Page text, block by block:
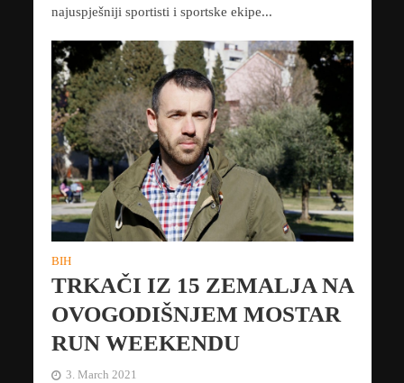
najuspješniji sportisti i sportske ekipe...
BIH
TRKAČI IZ 15 ZEMALJA NA
OVOGODIŠNJEM MOSTAR
RUN WEEKENDU
3. March 2021